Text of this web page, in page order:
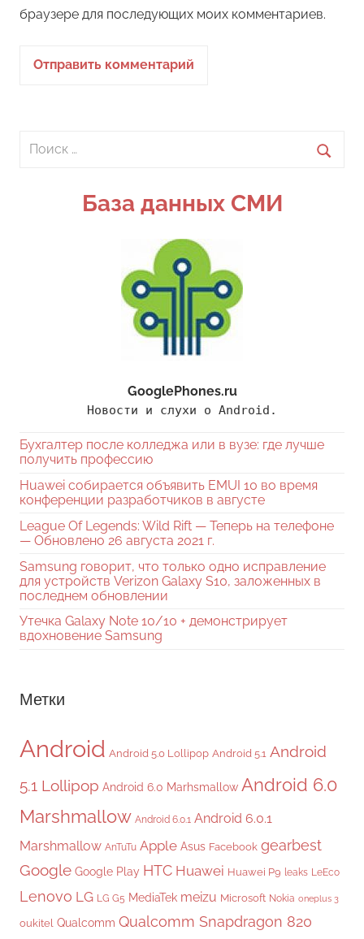
браузере для последующих моих комментариев.
Поиск
База данных СМИ
GooglePhones.ru
Новости и слухи о Android.
Бухгалтер после колледжа или в вузе: где лучше
получить профессию
Huawei собирается объявить EMUI 10 во время
конференции разработчиков в августе
League Of Legends: Wild Rift — Теперь на телефоне
— Обновлено 26 августа 2021 г.
Samsung говорит, что только одно исправление
для устройств Verizon Galaxy S10, заложенных в
последнем обновлении
Утечка Galaxy Note 10/10 + демонстрирует
вдохновение Samsung
Метки
Android Android 5.0 Lollipop Android 5.1 Android
5.1 Lollipop Android 6.0 Marhsmallow Android 6.0
Marshmallow Android 6.0.1 Android 6.0.1
Marshmallow AnTuTu Apple Asus Facebook gearbest
Google Google Play HTC Huawei Huawei P9 leaks LeEco
Lenovo LG LG G5 MediaTek meizu Microsoft Nokia oneplus 3
oukitel Qualcomm Qualcomm Snapdragon 820